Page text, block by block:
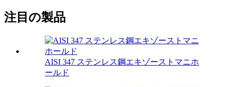
注目の製品
AISI 347 ステンレス鋼エキゾーストマニホ
ールド